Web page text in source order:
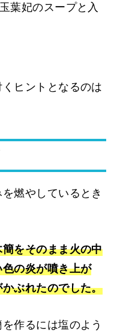
葉妃のスープと入
ヒントとなるのは
燃やしているとき
をそのまま火の中
の炎が噴き上が
ぶれたのでした。
作るには塩のよう